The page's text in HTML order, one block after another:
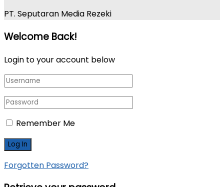
PT. Seputaran Media Rezeki
Welcome Back!
Login to your account below
Remember Me
Forgotten Password?